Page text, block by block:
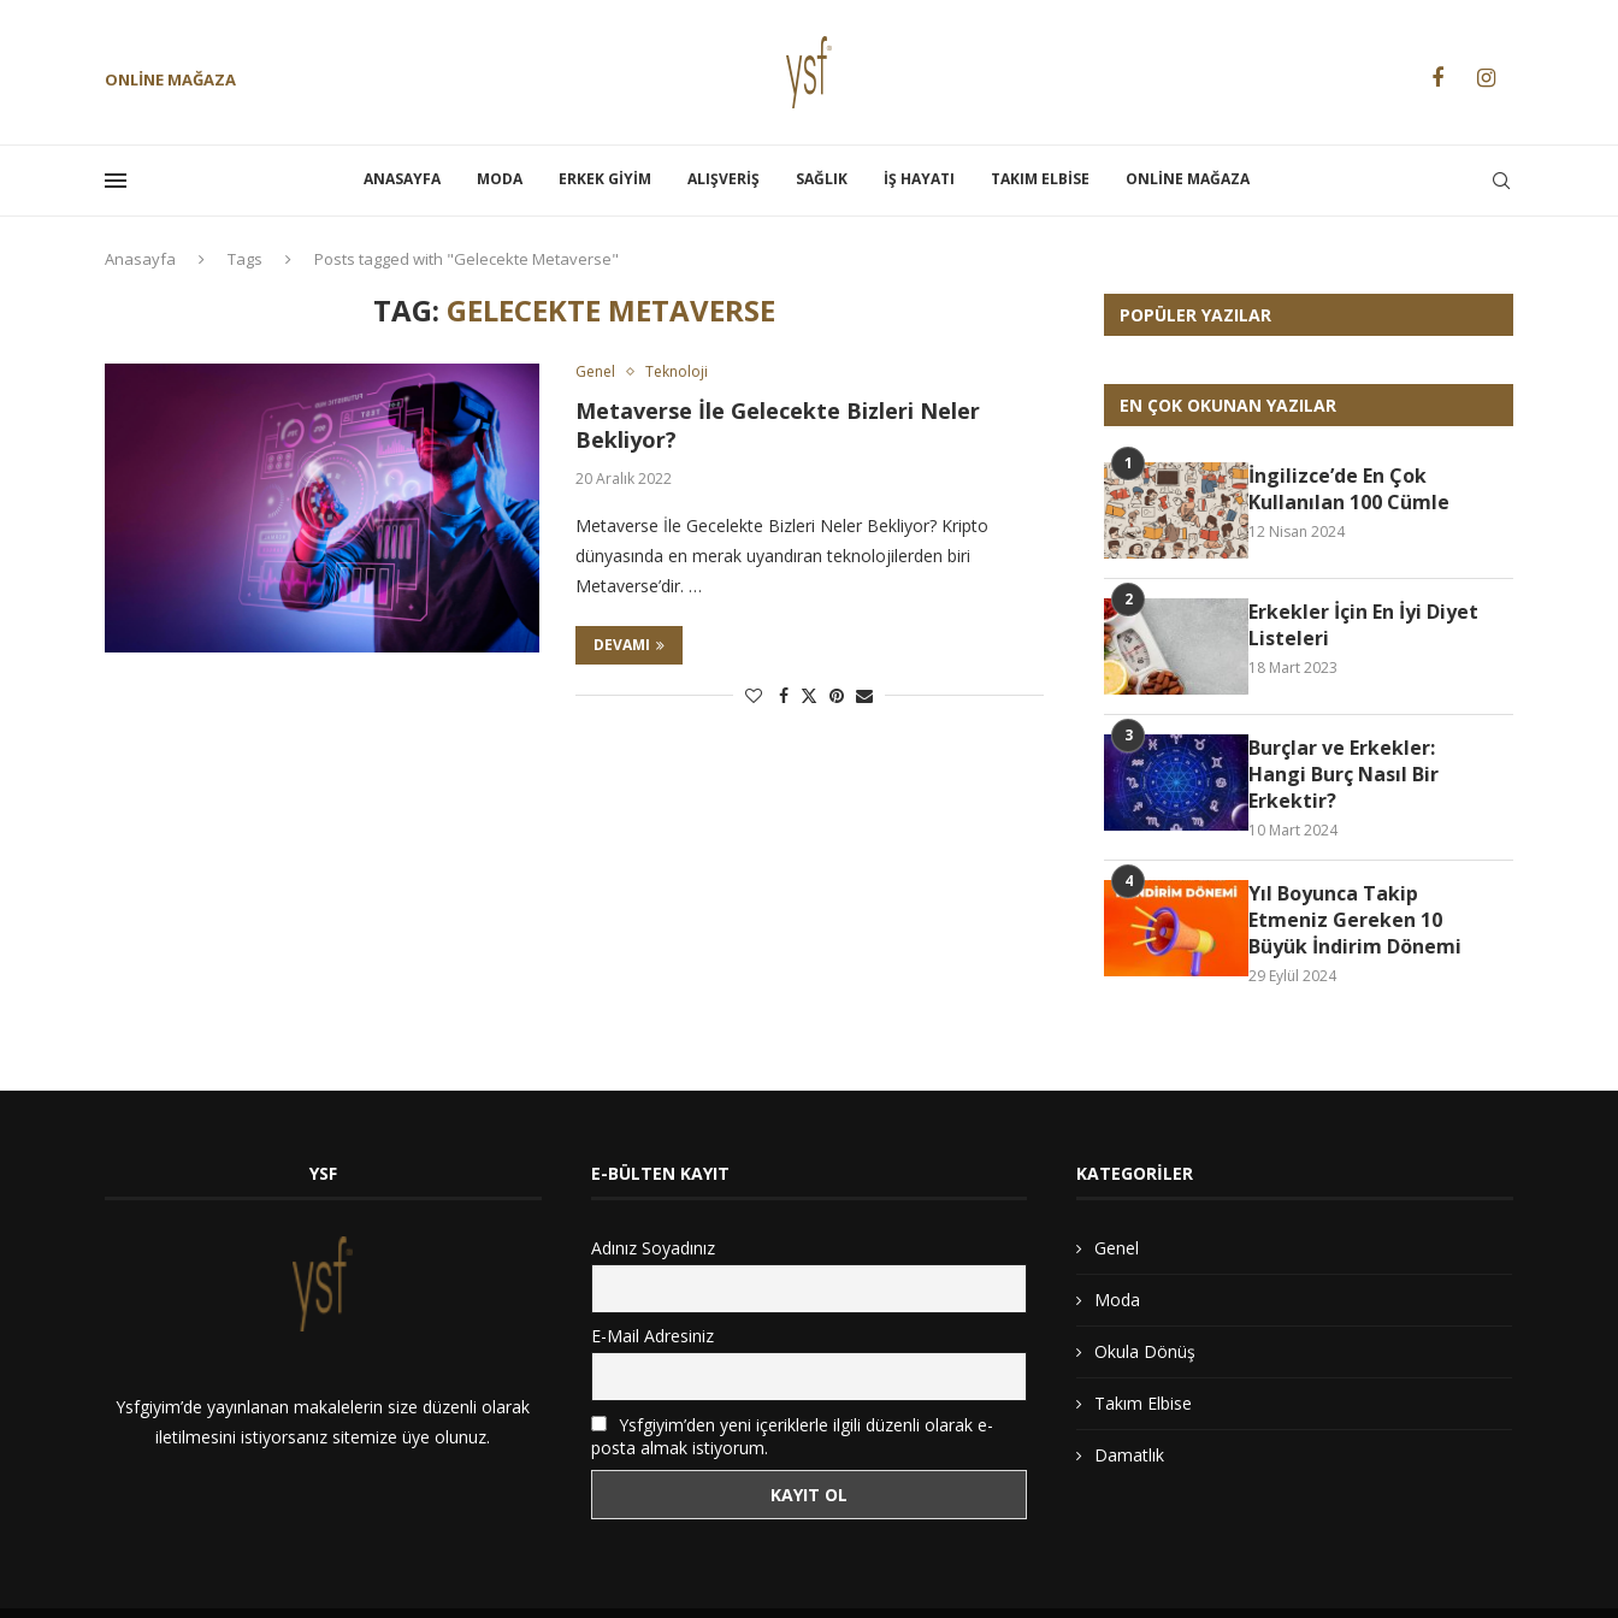
ONLINE MAĞAZA
ANASAYFA MODA ERKEK GIYIM ALIŞVERIŞ SAĞLIK İŞ HAYATI TAKIM ELBISE ONLINE MAĞAZA
Anasayfa Tags Posts tagged with "Gelecekte Metaverse"
TAG: GELECEKTE METAVERSE
Genel Teknoloji
Metaverse İle Gelecekte Bizleri Neler
Bekliyor?
20 Aralık 2022
Metaverse İle Gecelekte Bizleri Neler Bekliyor? Kripto
dünyasında en merak uyandıran teknolojilerden biri
Metaverse’dir. …
DEVAMI
POPÜLER YAZILAR
EN ÇOK OKUNAN YAZILAR
İngilizce’de En Çok
Kullanılan 100 Cümle
12 Nisan 2024
Erkekler İçin En İyi Diyet
Listeleri
18 Mart 2023
Burçlar ve Erkekler:
Hangi Burç Nasıl Bir
Erkektir?
10 Mart 2024
Yıl Boyunca Takip
Etmeniz Gereken 10
Büyük İndirim Dönemi
29 Eylül 2024
YSF
Ysfgiyim’de yayınlanan makalelerin size düzenli olarak
iletilmesini istiyorsanız sitemize üye olunuz.
E-BÜLTEN KAYIT
Adınız Soyadınız
E-Mail Adresiniz
Ysfgiyim’den yeni içeriklerle ilgili düzenli olarak e-
posta almak istiyorum.
KATEGORILER
Genel
Moda
Okula Dönüş
Takım Elbise
Damatlık